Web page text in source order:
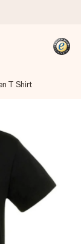
schicken es
uns mit
Länder, in
T Shirt